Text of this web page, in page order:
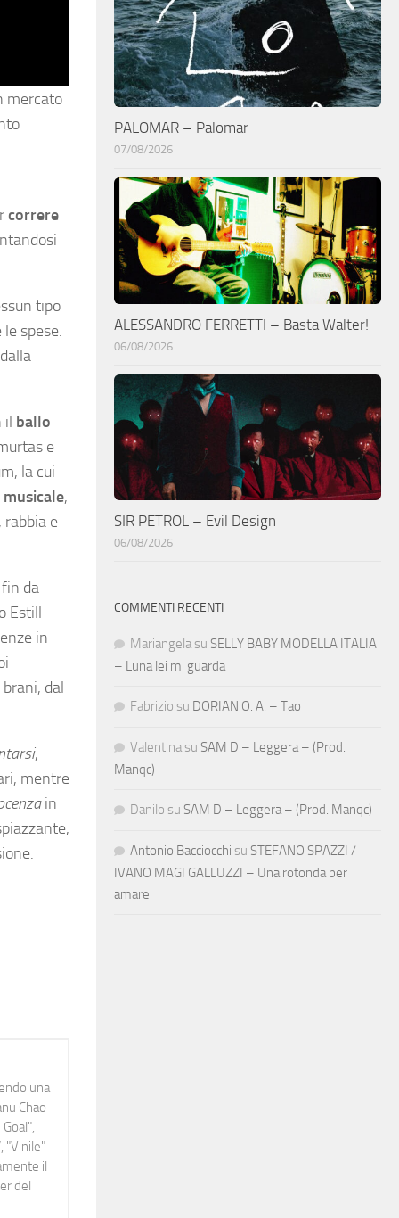
mercato
correre
tipo
spese.
il ballo
e
la cui
,
e
da
Estill
in
dal
,
mentre
in
una
Chao
"Vinile"
il
del
PALOMAR – Palomar
07/08/2026
ALESSANDRO FERRETTI – Basta Walter!
06/08/2026
SIR PETROL – Evil Design
06/08/2026
COMMENTI RECENTI
Mariangela su SELLY BABY MODELLA ITALIA
– Luna lei mi guarda
Fabrizio su DORIAN O. A. – Tao
Valentina su SAM D – Leggera – (Prod.
Manqc)
Danilo su SAM D – Leggera – (Prod. Manqc)
Antonio Bacciocchi su STEFANO SPAZZI /
IVANO MAGI GALLUZZI – Una rotonda per
amare